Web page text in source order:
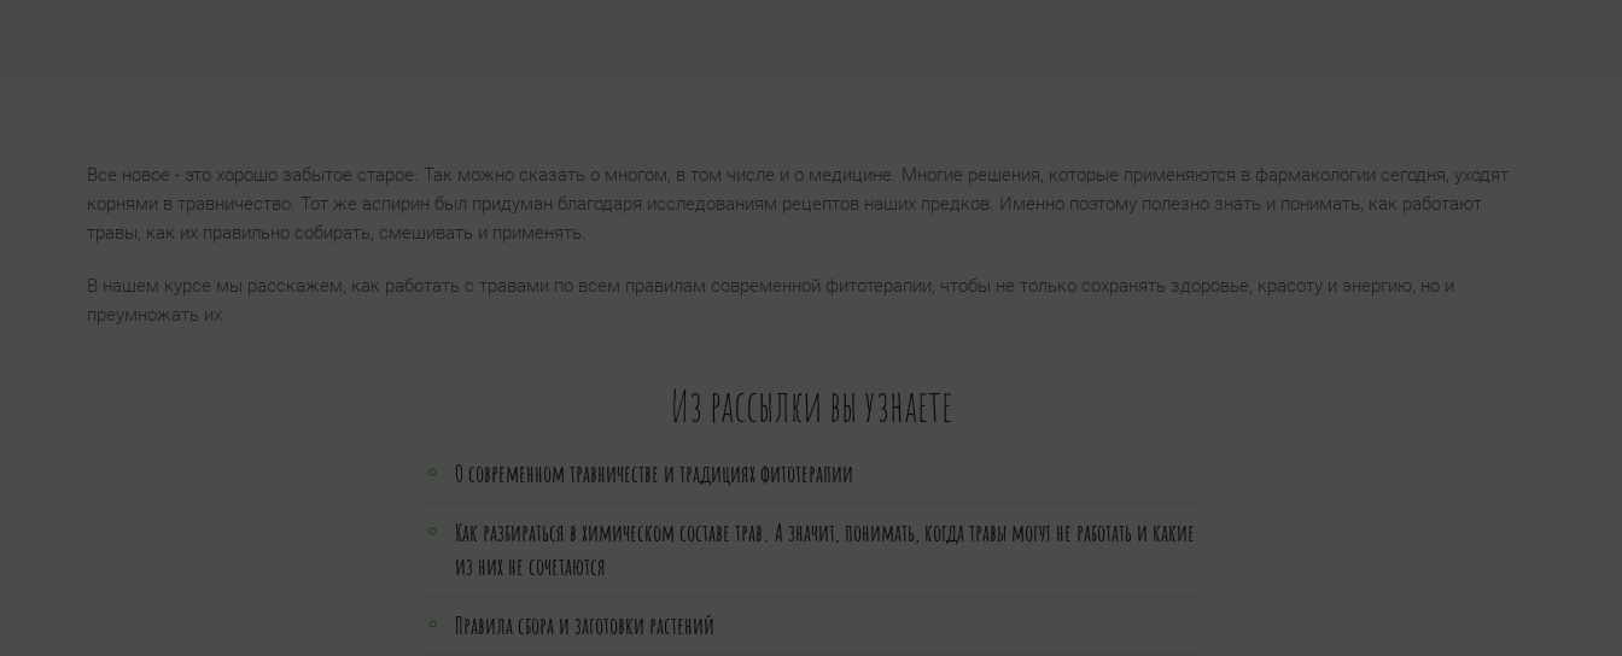
Все новое - это хорошо забытое старое. Так можно сказать о многом, в том числе и о медицине. Многие решения, которые применяются в фармакологии сегодня, уходят
корнями в травничество. Тот же аспирин был придуман благодаря исследованиям рецептов наших предков. Именно поэтому полезно знать и понимать, как работают
травы, как их правильно собирать, смешивать и применять.
В нашем курсе мы расскажем, как работать с травами по всем правилам современной фитотерапии, чтобы не только сохранять здоровье, красоту и энергию, но и
преумножать их
Из рассылки вы узнаете
О современном травничестве и традициях фитотерапии
Как разбираться в химическом составе трав. А значит, понимать, когда травы могут не работать и какие
из них не сочетаются
Правила сбора и заготовки растений